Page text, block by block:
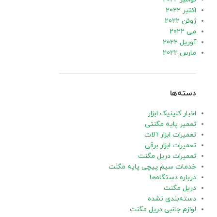
اکتبر 2022
ژوئن 2022
می 2022
آوریل 2022
مارس 2022
دسته‌ها
اخبار کلینیک ابزار
تعمیر پایه مگنتی
تعمیرات ابزار آلات
تعمیرات ابزار برقی
تعمیرات دریل مگنت
خدمات سیم پیچی پایه مگنت
درباره دستگاه‌ها
دریل مگنت
دسته‌بندی نشده
لوازم جانبی دریل مگنت